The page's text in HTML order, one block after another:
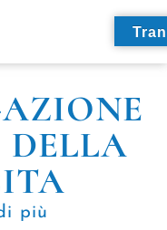
DELLA
più